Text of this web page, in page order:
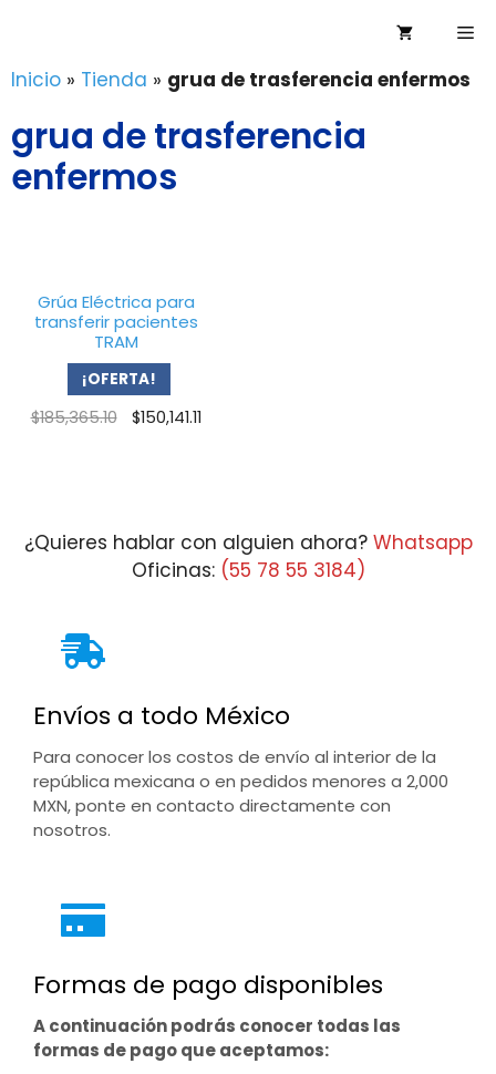
contenido
Inicio » Tienda » grua de trasferencia enfermos
grua de trasferencia
enfermos
Grúa Eléctrica para
transferir pacientes
TRAM
¡OFERTA!
$185,365.10
Original
$150,141.11Current
¿Quieres hablar con alguien ahora? Whatsapp
Oficinas: (55 78 55 3184)
Envíos a todo México
Para conocer los costos de envío al interior de la
república mexicana o en pedidos menores a 2,000
MXN, ponte en contacto directamente con
nosotros.
Formas de pago disponibles
A continuación podrás conocer todas las
formas de pago que aceptamos: